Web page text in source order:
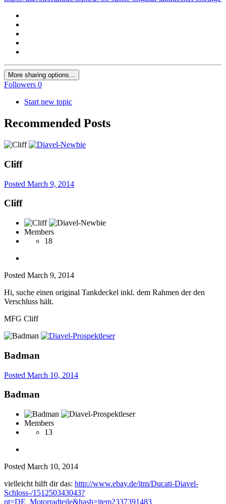
More sharing options...
Followers 0
Start new topic
Recommended Posts
Cliff
Posted March 9, 2014
Cliff
Members
18
Posted March 9, 2014
Hi, suche einen original Tankdeckel inkl. dem Rahmen der den
Verschluss hält.
MFG Cliff
Badman
Posted March 10, 2014
Badman
Members
13
Posted March 10, 2014
vielleicht hilft dir das: http://www.ebay.de/itm/Ducati-Diavel-
Schloss-/151250343043?
pt=DE_Motorradteile&hash=item2337391483